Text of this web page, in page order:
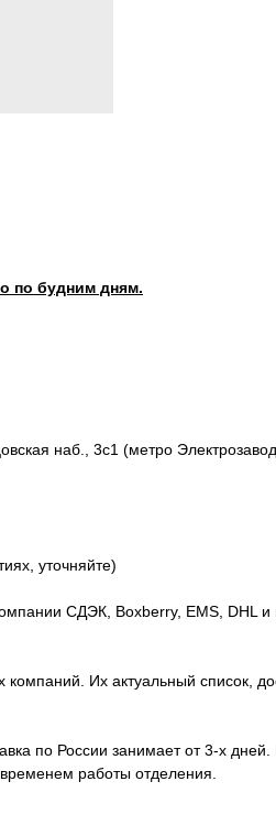
по будним дням.
наб., 3с1 (метро
уточняйте)
СДЭК, Boxberry, EMS, DHL
Их актуальный список,
по России занимает от 3-х
работы отделения.